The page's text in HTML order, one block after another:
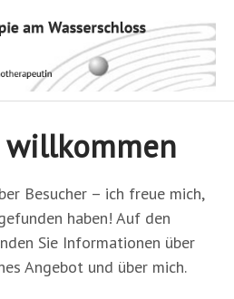
willkommen
Besucher – ich freue mich,
haben! Auf den
Sie Informationen über
Angebot und über mich.